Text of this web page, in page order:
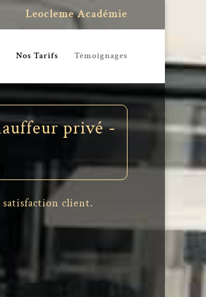
Leocleme Académie
Nos Tarifs Témoignages
privé -
client.